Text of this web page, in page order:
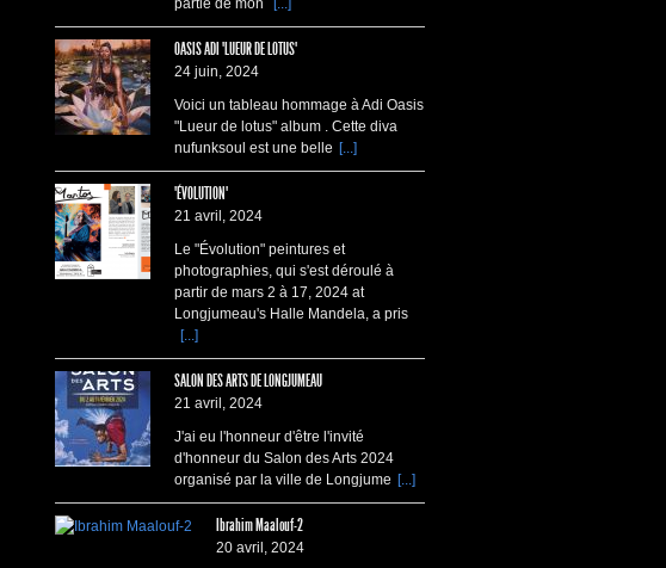
OASIS ADI "LUEUR DE LOTUS"
24 juin, 2024
Voici un tableau hommage à Adi Oasis
"Lueur de lotus" album . Cette diva
nufunksoul est une belle [...]
"ÉVOLUTION"
21 avril, 2024
Le "Évolution" peintures et
photographies, qui s'est déroulé à
partir de mars 2 à 17, 2024 at
Longjumeau's Halle Mandela, a pris
[...]
SALON DES ARTS DE LONGJUMEAU
21 avril, 2024
J'ai eu l'honneur d'être l'invité
d'honneur du Salon des Arts 2024
organisé par la ville de Longjume [...]
Ibrahim Maalouf-2
20 avril, 2024